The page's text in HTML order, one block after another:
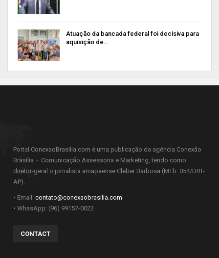
Atuação da bancada federal foi decisiva para
aquisição de…
Portal ConexaoBrasilia.com é uma publicação da agência Conexão
Brasília – Comunicação Assessoria e Marketing, tendo como
diretor-geral o jornalista amapaense Cleber Barbosa (MTb. 054/DRT-
AP).
• Email: contato@conexaobrasilia.com
• WhasApp: (96) 99157-0022
CONTACT